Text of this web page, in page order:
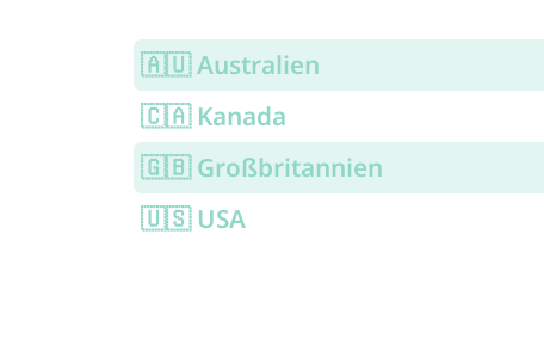
🇦🇺 Australien
🇨🇦 Kanada
🇬🇧 Großbritannien
🇺🇸 USA